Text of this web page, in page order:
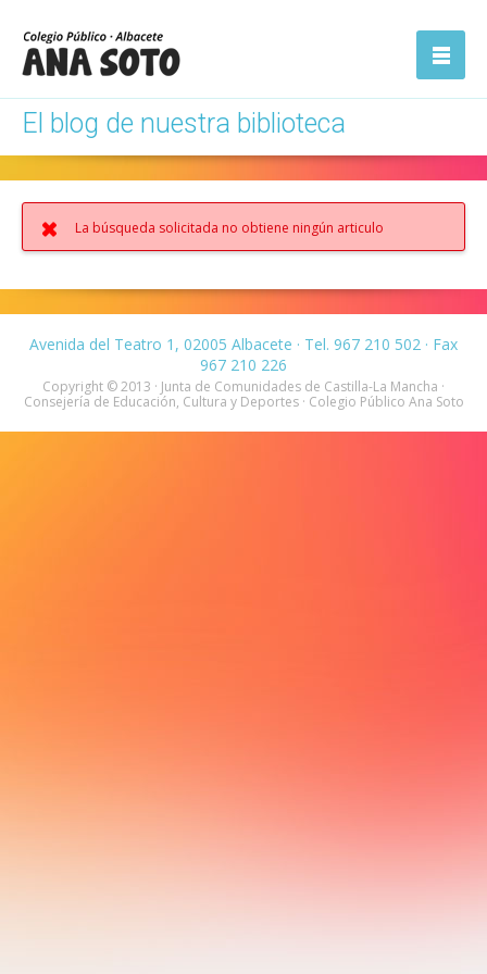
navegación
El blog de nuestra biblioteca
La búsqueda solicitada no obtiene ningún articulo
Avenida del Teatro 1, 02005 Albacete · Tel. 967 210 502 · Fax
967 210 226
Copyright © 2013 · Junta de Comunidades de Castilla-La Mancha ·
Consejería de Educación, Cultura y Deportes · Colegio Público Ana Soto